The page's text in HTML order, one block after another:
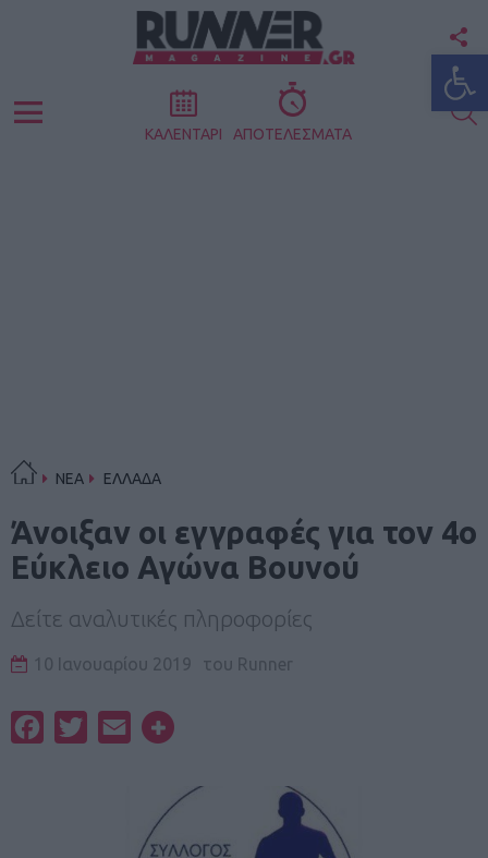
Menu ΚΑΛΕΝΤΑΡΙ ΑΠΟΤΕΛΕΣΜΑΤΑ
ΝΕΑ ΕΛΛΑΔΑ
Άνοιξαν οι εγγραφές για τον 4ο
Εύκλειο Αγώνα Βουνού
Δείτε αναλυτικές πληροφορίες
10 Ιανουαρίου 2019 του Runner
FacebookTwitterEmail